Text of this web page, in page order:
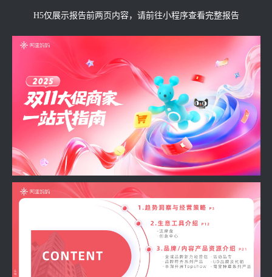
H5仅展示报告前两页内容，请前往小程序查看完整报告